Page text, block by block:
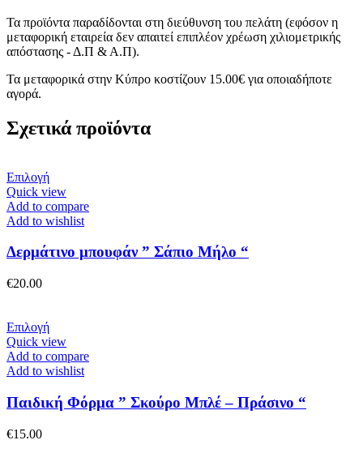
Τα προϊόντα παραδίδονται στη διεύθυνση του πελάτη (εφόσον η
μεταφορική εταιρεία δεν απαιτεί επιπλέον χρέωση χιλιομετρικής
απόστασης - Δ.Π & Α.Π).
Τα μεταφορικά στην Κύπρο κοστίζουν 15.00€ για οποιαδήποτε
αγορά.
Σχετικά προϊόντα
ΕπιλογήΑυτό
το
προϊόν
έχει
παραλλαγές.
στη
σελίδα
του
προϊόντος
Quick view
Add to compare
Add to wishlist
Δερμάτινο μπουφάν ” Σάπιο Μήλο “
€20.00
ΕπιλογήΑυτό
το
προϊόν
έχει
παραλλαγές.
Οι
Quick view
Add to compare
Add to wishlist
Παιδική Φόρμα ” Σκούρο Μπλέ – Πράσινο “
€15.00